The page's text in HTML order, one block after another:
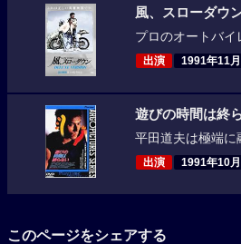
風、スローダウ
プロのオートバイ
出演 1991年11
遊びの時間は終
平田道夫は極端に
出演 1991年10
このページをシェアする